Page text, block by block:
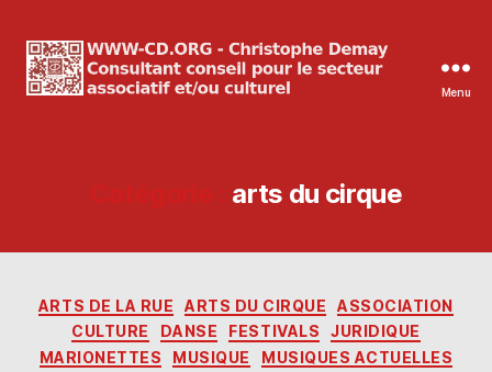
Menu
arts du cirque
Catégories
ARTS DE LA RUE ARTS DU CIRQUE
ASSOCIATION
CULTURE
DANSE FESTIVALS
JURIDIQUE
MARIONETTES
MUSIQUE
MUSIQUES ACTUELLES